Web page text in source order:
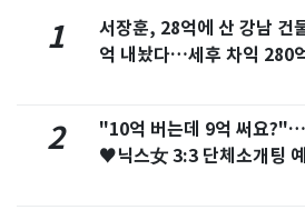
1
서장훈, 28억에 산 강남 건
억 내놨다…세후 차익 280
2
"10억 버는데 9억 써요
♥닉스女 3:3 단체소개팅